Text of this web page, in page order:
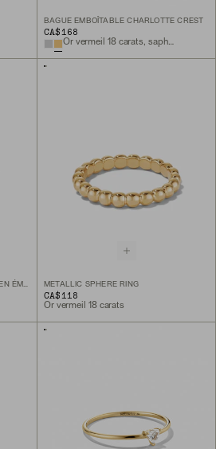
BAGUE EMBOÎTABLE CHARLOTTE CREST
CA$168
Or vermeil 18 carats, saphir blanc de laboratoire
BAGUE EMBOÎTABLE CHARLOTTE EN ÉMAIL
METALLIC SPHERE RING
CA$118
Or vermeil 18 carats